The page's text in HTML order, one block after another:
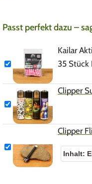
Passt perfekt dazu –
Kailar
35 Stück
Clipper
Clipper